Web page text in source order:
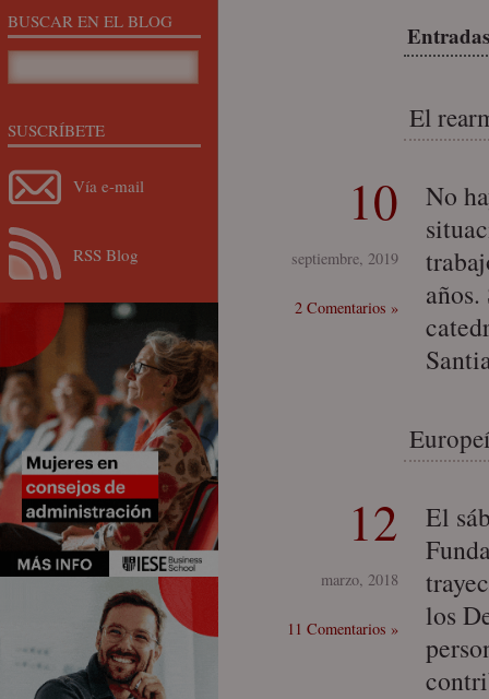
El
10
septiembre, 2019
2 Comentarios »
No
12
marzo, 2018
11 Comentarios »
El
los
BUSCAR EN EL BLOG
SUSCRÍBETE
Vía e-mail
RSS Blog